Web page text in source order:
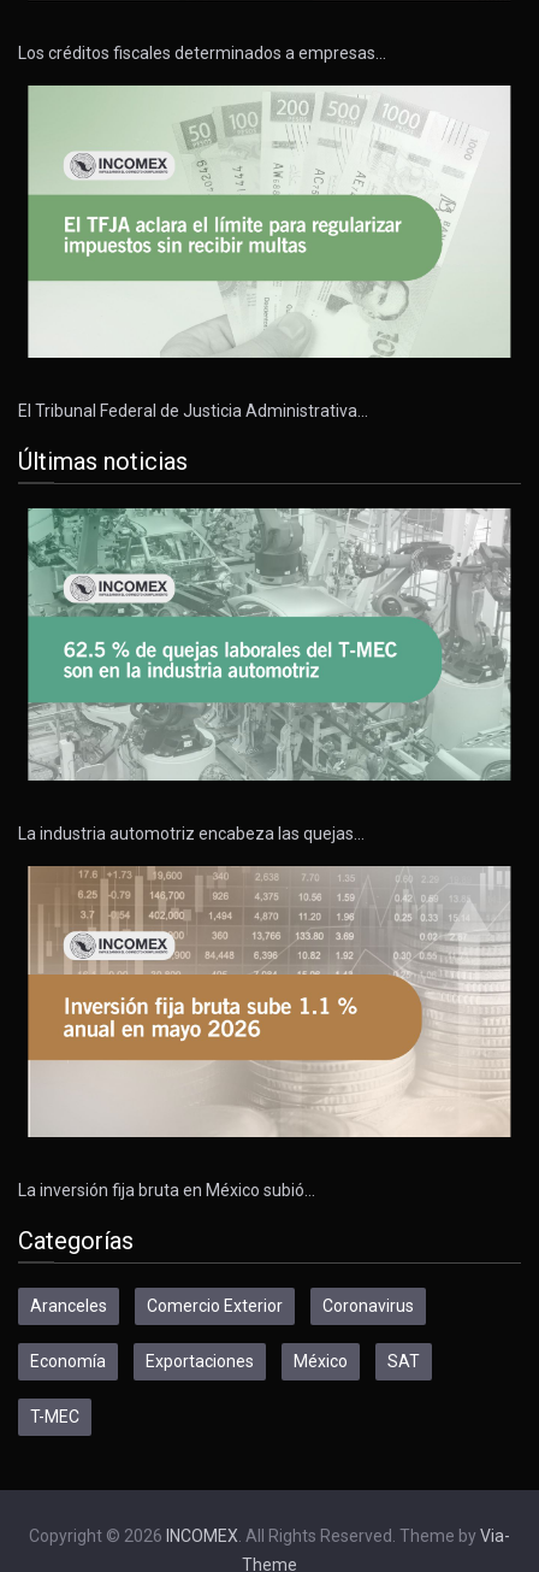
Los créditos fiscales determinados a empresas…
El Tribunal Federal de Justicia Administrativa…
Últimas noticias
La industria automotriz encabeza las quejas…
La inversión fija bruta en México subió…
Categorías
Aranceles Comercio Exterior Coronavirus
Economía Exportaciones México SAT
T-MEC
Copyright © 2026 INCOMEX. All Rights Reserved. Theme by Via-
Theme